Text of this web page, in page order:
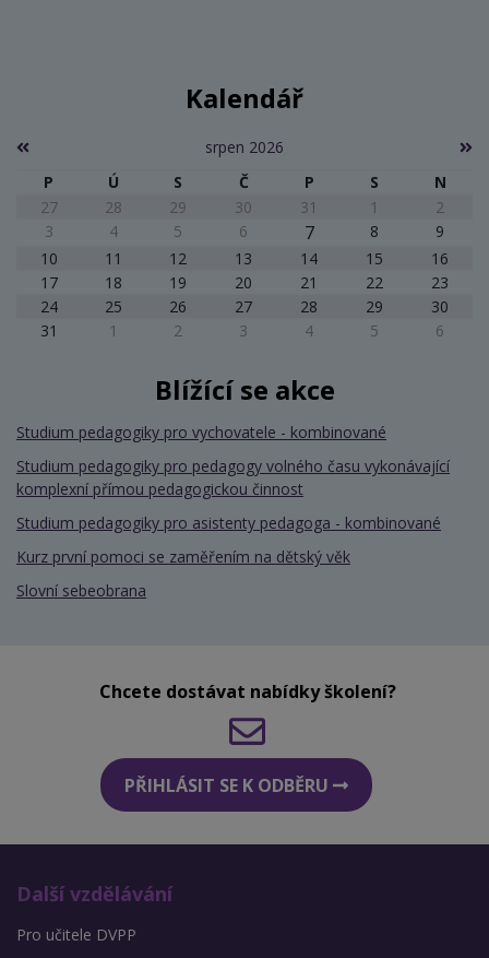
Kalendář
srpen 2026
P
Ú S Č P S
N
27
28 29 30 31 1
2
3
4 5 6 7 8
9
10
11 12 13 14 15
16
17
18 19 20 21 22
23
24
25 26 27 28 29
30
31
1 2 3 4 5 6
Blížící se akce
Studium pedagogiky pro vychovatele - kombinované
Studium pedagogiky pro pedagogy volného času vykonávající
komplexní přímou pedagogickou činnost
Studium pedagogiky pro asistenty pedagoga - kombinované
Kurz první pomoci se zaměřením na dětský věk
Slovní sebeobrana
Chcete dostávat nabídky školení?
PŘIHLÁSIT SE K ODBĚRU
Další vzdělávání
Pro učitele DVPP